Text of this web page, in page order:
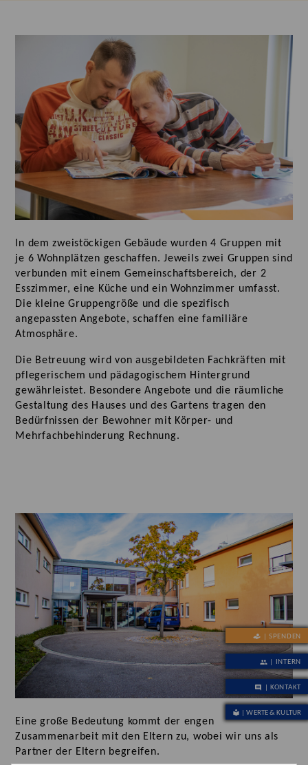
| SPENDEN
| INTERN
| KONTAKT
| WERTE & KULTUR
In dem zweistöckigen Gebäude wurden 4 Gruppen mit
je 6 Wohnplätzen geschaffen. Jeweils zwei Gruppen sind
verbunden mit einem Gemeinschaftsbereich, der 2
Esszimmer, eine Küche und ein Wohnzimmer umfasst.
Die kleine Gruppengröße und die spezifisch
angepassten Angebote, schaffen eine familiäre
Atmosphäre.
Die Betreuung wird von ausgebildeten Fachkräften mit
pflegerischem und pädagogischem Hintergrund
gewährleistet. Besondere Angebote und die räumliche
Gestaltung des Hauses und des Gartens tragen den
Bedürfnissen der Bewohner mit Körper- und
Mehrfachbehinderung Rechnung.
Eine große Bedeutung kommt der engen
Zusammenarbeit mit den Eltern zu, wobei wir uns als
Partner der Eltern begreifen.